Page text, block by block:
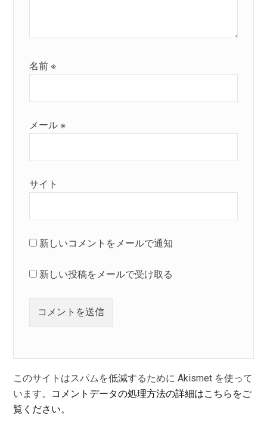
名前※
メール※
サイト
新しいコメントをメールで通知
新しい投稿をメールで受け取る
このサイトはスパムを低減するために Akismet を使って
います。 コメントデータの処理方法の詳細はこちらをご
覧ください。